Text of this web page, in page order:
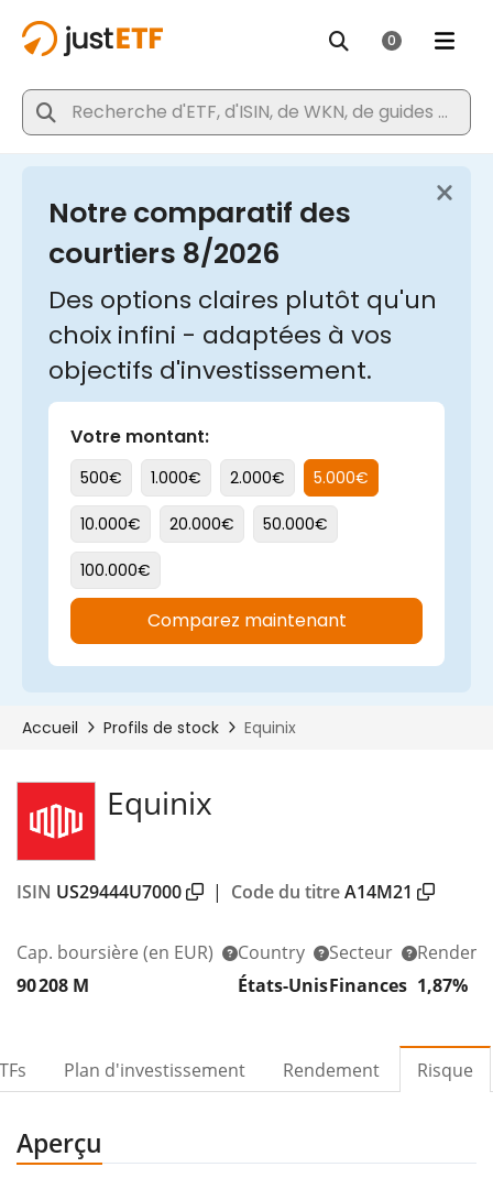
Equinix
ISIN US29444U7000 | Code du titreA14M21
Cap. boursière (en EUR)
90 208 M
Country
États-Unis
Secteur
Finances 1,87%
Plan d'investissement Rendement Risque
Aperçu